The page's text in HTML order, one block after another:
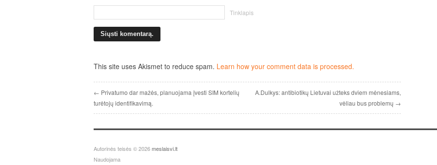
Tinklapis
This site uses Akismet to reduce spam. Learn how your comment data is processed.
← Privatumo dar mažės, planuojama įvesti SIM kortelių
turėtojų identifikavimą.
A.Dulkys: antibiotikų Lietuvai užteks dviem mėnesiams,
vėliau bus problemų →
Autorinės teisės © 2026meslaisvi.lt
Naudojama